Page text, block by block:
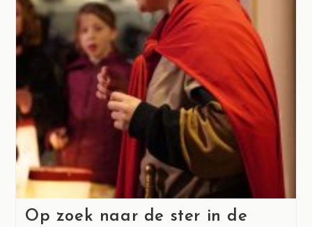
Op zoek naar de ster in de